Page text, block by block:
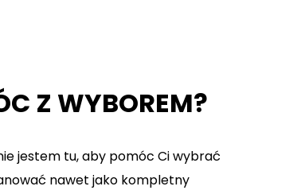
Z WYBOREM?
jestem tu, aby pomóc Ci wybrać
nawet jako kompletny